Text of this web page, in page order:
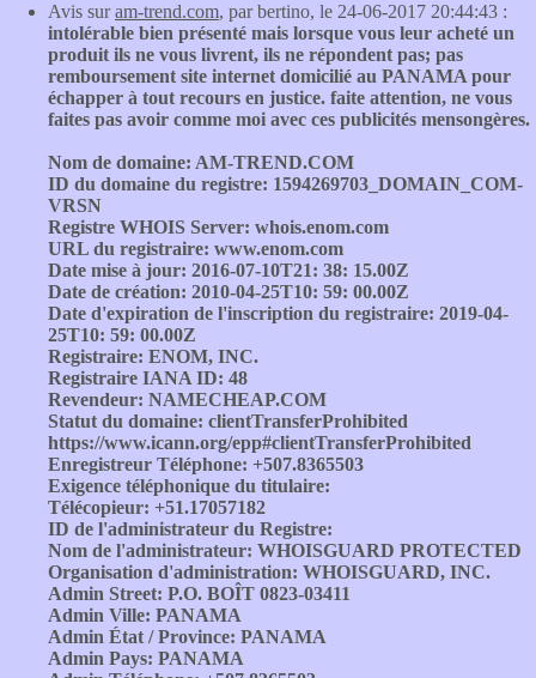
Avis suram-trend.com, par bertino, le 24-06-2017 20:44:43 :
intolérable bien présenté mais lorsque vous leur acheté un
produit ils ne vous livrent, ils ne répondent pas; pas
remboursement site internet domicilié au PANAMA pour
échapper à tout recours en justice. faite attention, ne vous
faites pas avoir comme moi avec ces publicités mensongères.
Nom de domaine: AM-TREND.COM
ID du domaine du registre: 1594269703_DOMAIN_COM-
VRSN
Registre WHOIS Server: whois.enom.com
URL du registraire: www.enom.com
Date mise à jour: 2016-07-10T21: 38: 15.00Z
Date de création: 2010-04-25T10: 59: 00.00Z
Date d'expiration de l'inscription du registraire: 2019-04-
25T10: 59: 00.00Z
Registraire: ENOM, INC.
Registraire IANA ID: 48
Revendeur: NAMECHEAP.COM
Statut du domaine: clientTransferProhibited
https://www.icann.org/epp#clientTransferProhibited
Enregistreur Téléphone: +507.8365503
Exigence téléphonique du titulaire:
Télécopieur: +51.17057182
ID de l'administrateur du Registre:
Nom de l'administrateur: WHOISGUARD PROTECTED
Organisation d'administration: WHOISGUARD, INC.
Admin Street: P.O. BOÎT 0823-03411
Admin Ville: PANAMA
Admin État / Province: PANAMA
Admin Pays: PANAMA